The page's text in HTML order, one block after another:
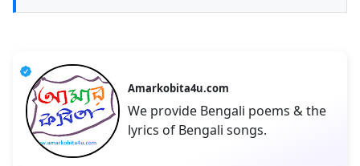
Amarkobita4u.com
We provide Bengali poems & the
lyrics of Bengali songs.